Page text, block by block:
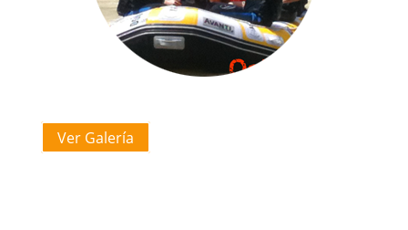
Ver Galería